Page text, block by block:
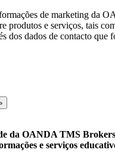
de marketing da
produtos e serviços, tais
dos dados de contacto que
da OANDA TMS
e serviços